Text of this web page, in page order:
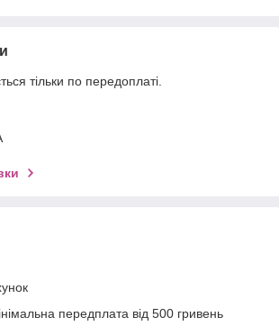
тільки по передоплаті.
передплата від 500 гривень